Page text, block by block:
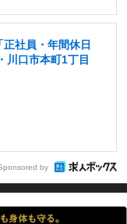
正社員・年間休日
川口市本町1丁目
by